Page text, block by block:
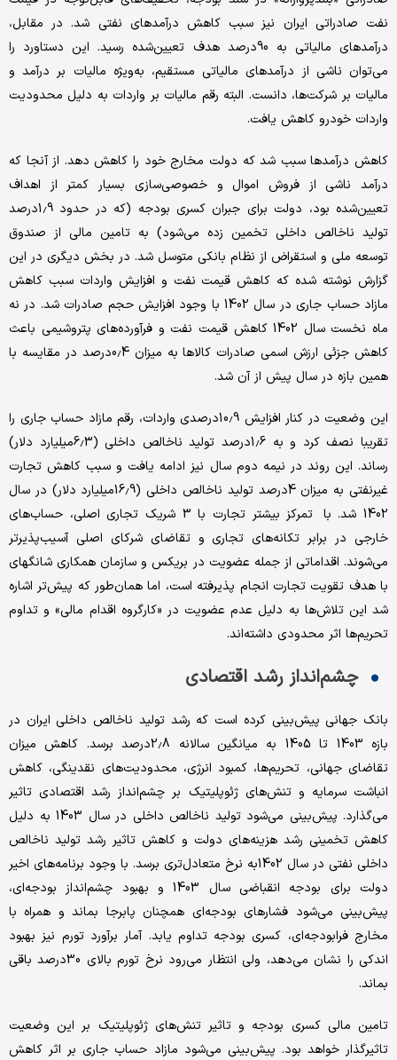
نفت صادراتی ایران نیز سبب کاهش درآمدهای نفتی شد. در مقابل،
درآمدهای مالیاتی به 90درصد هدف تعیین‌شده رسید. این دستاورد را
می‌توان ناشی از درآمدهای مالیاتی مستقیم، به‌ویژه مالیات بر درآمد و
مالیات بر شرکت‌ها، دانست. البته رقم مالیات بر واردات به دلیل محدودیت
واردات خودرو کاهش یافت.
کاهش درآمدها سبب شد که دولت مخارج خود را کاهش دهد. از آنجا که
درآمد ناشی از فروش اموال و خصوصی‌سازی بسیار کمتر از اهداف
تعیین‌شده بود، دولت برای جبران کسری بودجه (که در حدود 1.9درصد
تولید ناخالص داخلی تخمین زده می‌شود) به تامین مالی از صندوق
توسعه ملی و استقراض از نظام بانکی متوسل شد. در بخش دیگری در این
گزارش نوشته شده که کاهش قیمت نفت و افزایش واردات سبب کاهش
مازاد حساب جاری در سال 1402 با وجود افزایش حجم صادرات شد. در نه
‌ماه نخست سال 1402 کاهش قیمت نفت و فرآورده‌های پتروشیمی باعث
کاهش جزئی ارزش اسمی صادرات کالاها به میزان 0.4درصد در مقایسه با
همین بازه در سال پیش از آن شد.
این وضعیت در کنار افزایش 10.9درصدی واردات، رقم مازاد حساب جاری را
تقریبا نصف کرد و به 1.6درصد تولید ناخالص داخلی (6.3میلیارد دلار)
رساند. این روند در نیمه دوم سال نیز ادامه یافت و سبب کاهش تجارت
غیرنفتی به میزان 4درصد تولید ناخالص داخلی (16.9میلیارد دلار) در سال
1402 شد. با تمرکز بیشتر تجارت با 3 شریک تجاری اصلی، حساب‌های
خارجی در برابر تکانه‌های تجاری و تقاضای شرکای اصلی آسیب‌پذیرتر
می‌شوند. اقداماتی از جمله عضویت در بریکس و سازمان همکاری شانگهای
با هدف تقویت تجارت انجام پذیرفته است، اما همان‌‌طور که پیش‌تر اشاره
شد این تلاش‌ها به دلیل عدم عضویت در «کارگروه اقدام مالی» و تداوم
تحریم‌ها اثر محدودی داشته‌اند.
چشم‌انداز رشد اقتصادی
بانک جهانی پیش‌بینی کرده است که رشد تولید ناخالص داخلی ایران در
بازه 1403 تا 1405 به میانگین سالانه 2.8درصد برسد. کاهش میزان
تقاضای جهانی، تحریم‌ها، کمبود انرژی، محدودیت‌های نقدینگی، کاهش
انباشت سرمایه و تنش‌های ژئوپلیتیک بر چشم‌انداز رشد اقتصادی تاثیر
می‌گذارد. پیش‌بینی می‌شود تولید ناخالص داخلی در سال 1403 به دلیل
کاهش تخمینی رشد هزینه‌های دولت و کاهش تاثیر رشد تولید ناخالص
داخلی نفتی در سال 1402به نرخ متعادل‌تری برسد. با وجود برنامه‌های اخیر
دولت برای بودجه انقباضی سال 1403 و بهبود چشم‌انداز بودجه‌ای،
پیش‌بینی می‌شود فشارهای بودجه‌ای همچنان پابرجا بماند و همراه با
مخارج فرابودجه‌ای، کسری بودجه تداوم یابد. آمار برآورد تورم نیز بهبود
اندکی را نشان می‌دهد، ولی انتظار می‌رود نرخ تورم بالای 30درصد باقی
بماند.
تامین مالی کسری بودجه و تاثیر تنش‌های ژئوپلیتیک بر این وضعیت
تاثیرگذار خواهد بود. پیش‌بینی می‌شود مازاد حساب جاری بر اثر کاهش